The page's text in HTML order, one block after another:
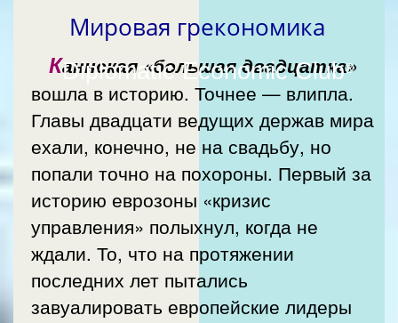
Diplomatic Economic Club®
Мировая грекономика
Каннская «большая двадцатка»
вошла в историю. Точнее — влипла.
Главы двадцати ведущих держав мира
ехали, конечно, не на свадьбу, но
попали точно на похороны. Первый за
историю еврозоны «кризис
управления» полыхнул, когда не
ждали. То, что на протяжении
последних лет пытались
завуалировать европейские лидеры